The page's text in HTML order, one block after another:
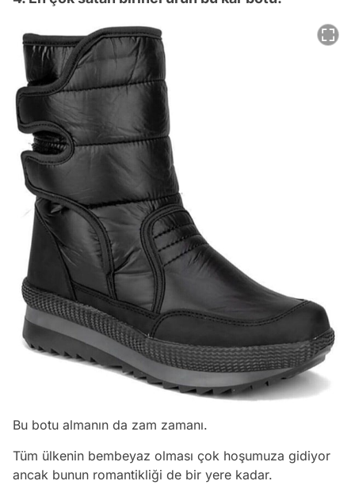
Bu botu almanın da zam zamanı.
Tüm ülkenin bembeyaz olması çok hoşumuza gidiyor
ancak bunun romantikliği de bir yere kadar.